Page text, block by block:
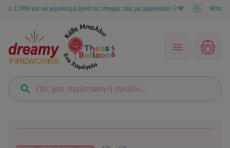
για να γεμίσουμε ξανά τις στιγμές σας με χαμόγελα! 🎈💙 Μπορείς να